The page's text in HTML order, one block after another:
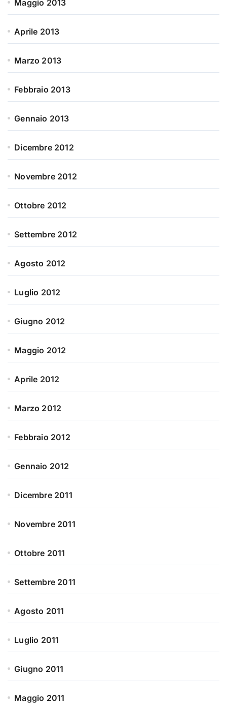
Maggio 2013
Aprile 2013
Marzo 2013
Febbraio 2013
Gennaio 2013
Dicembre 2012
Novembre 2012
Ottobre 2012
Settembre 2012
Agosto 2012
Luglio 2012
Giugno 2012
Maggio 2012
Aprile 2012
Marzo 2012
Febbraio 2012
Gennaio 2012
Dicembre 2011
Novembre 2011
Ottobre 2011
Settembre 2011
Agosto 2011
Luglio 2011
Giugno 2011
Maggio 2011